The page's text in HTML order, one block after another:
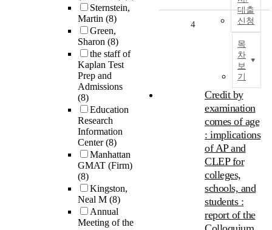
Sternstein,
Martin (8)
Green,
Sharon (8)
the staff of
Kaplan Test
Prep and
Admissions
(8)
Education
Research
Information
Center(8)
Manhattan
GMAT (Firm)
(8)
Kingston,
Neal M (8)
Annual
Meeting of the
대출
신청
목
차
보
기
4
Credit by
examination
comes of age
: implications
of AP and
CLEP for
colleges,
schools, and
students :
report of the